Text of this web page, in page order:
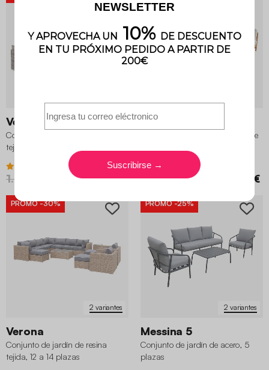
Venezia
Conjunto de jardín de resina
tejida, 8 a 10 plazas
4.5 (61)
1.499,99 € 899,99 €
Copacabana
Conjunto de jardín en madera de
3.5 (4)
999,99 € 699,99 €
2 variantes
PROMO-30%
Verona
Conjunto de jardín de resina
tejida, 12 a 14 plazas
2 variantes
PROMO-25%
Messina 5
Conjunto de jardín de acero, 5
plazas